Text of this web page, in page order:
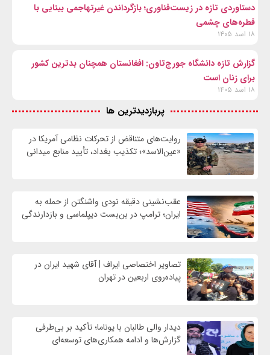
دستاوردی تازه در زیست‌فناوری؛ بازگرداندن غیرتهاجمی بینایی با
قطره‌های چشمی
۱۸ اسد ۱۴۰۵
گزارش تازه دانشگاه جورج‌تاون: افغانستان همچنان بدترین کشور
برای زنان است
۱۸ اسد ۱۴۰۵
پربازدیدترین ها
روایت‌های متناقض از تحرکات نظامی آمریکا در
«عین‌الاسد»؛ تکذیب بغداد، تأیید منابع میدانی
عقب‌نشینی دقیقه نودی واشنگتن از حمله به
ایران؛ ترامپ در بن‌بست دیپلماسی و بازدارندگی
تصاویر اختصاصی ایراف | آقای شهید ایران در
پیاده‌روی اربعین در تهران
دیدار والی طالبان با یوناما؛ تأکید بر بی‌طرفی
گزارش‌ها و ادامه همکاری‌های توسعه‌ای